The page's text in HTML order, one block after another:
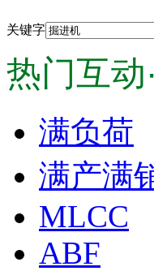
关键字
热门互动·
满负荷
满产满
MLCC
ABF